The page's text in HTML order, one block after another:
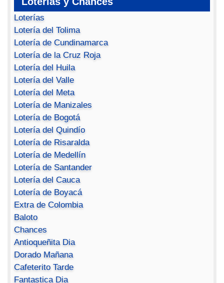
Loterías
Lotería del Tolima
Lotería de Cundinamarca
Lotería de la Cruz Roja
Lotería del Huila
Lotería del Valle
Lotería del Meta
Lotería de Manizales
Lotería de Bogotá
Lotería del Quindío
Lotería de Risaralda
Lotería de Medellín
Lotería de Santander
Lotería del Cauca
Lotería de Boyacá
Extra de Colombia
Baloto
Chances
Antioqueñita Dia
Dorado Mañana
Cafeterito Tarde
Fantastica Dia